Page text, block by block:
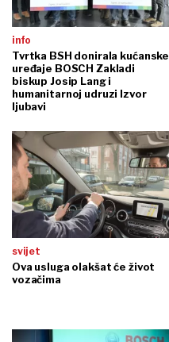
info
Tvrtka BSH donirala kućanske
uređaje BOSCH Zakladi
biskup Josip Lang i
humanitarnoj udruzi Izvor
ljubavi
svijet
Ova usluga olakšat će život
vozačima